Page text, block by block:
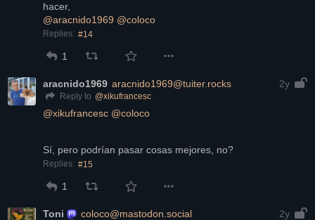
hacer,
@aracnido1969 @coloco
Replies: #14
1
aracnido1969 aracnido1969@tuiter.rocks 2y
Reply to @xikufrancesc
@xikufrancesc @coloco
Sí, pero podrían pasar cosas mejores, no?
Replies: #15
1
Toni coloco@mastodon.social 2y